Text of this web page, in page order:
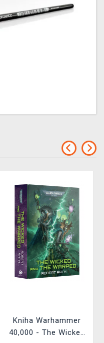
Kniha Warhammer
40,000 - The Wicked